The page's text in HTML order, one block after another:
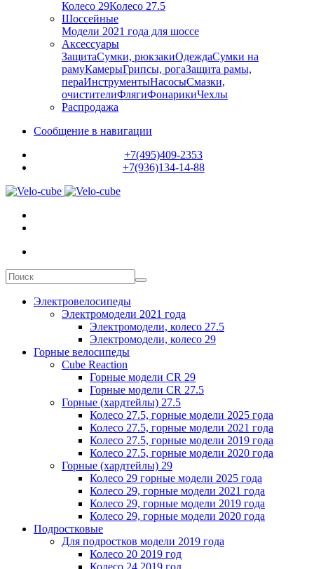
Колесо 29Колесо 27.5
Шоссейные
Модели 2021 года для шоссе
Аксессуары
ЗащитаСумки, рюкзакиОдеждаСумки на
рамуКамерыГрипсы, рогаЗащита рамы,
пераИнструментыНасосыСмазки,
очистителиФлягиФонарикиЧехлы
Распродажа
Сообщение в навигации
+7(495)409-2353
+7(936)134-14-88
Электровелосипеды
Электромодели 2021 года
Электромодели, колесо 27.5
Электромодели, колесо 29
Горные велосипеды
Cube Reaction
Горные модели CR 29
Горные модели CR 27.5
Горные (хардтейлы) 27.5
Колесо 27.5, горные модели 2025 года
Колесо 27.5, горные модели 2021 года
Колесо 27.5, горные модели 2019 года
Колесо 27.5, горные модели 2020 года
Горные (хардтейлы) 29
Колесо 29 горные модели 2025 года
Колесо 29, горные модели 2021 года
Колесо 29, горные модели 2019 года
Колесо 29, горные модели 2020 года
Подростковые
Для подростков модели 2019 года
Колесо 20 2019 год
Колесо 24 2019 год